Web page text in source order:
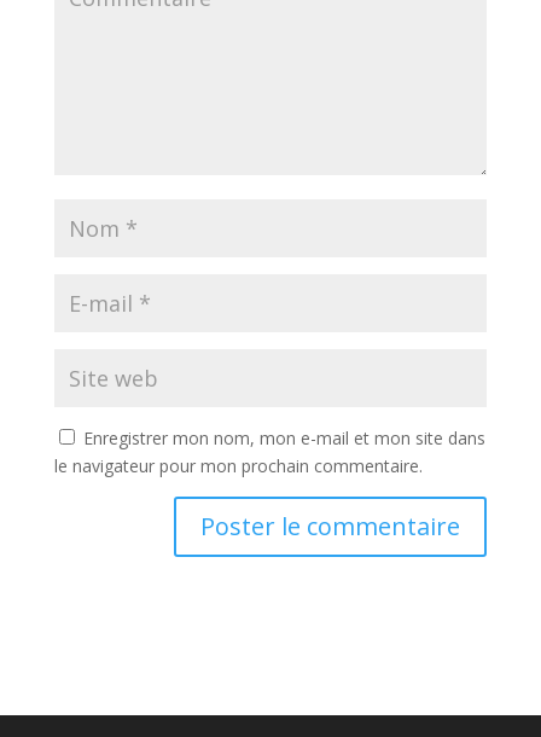
Enregistrer mon nom, mon e-mail et mon site dans
le navigateur pour mon prochain commentaire.